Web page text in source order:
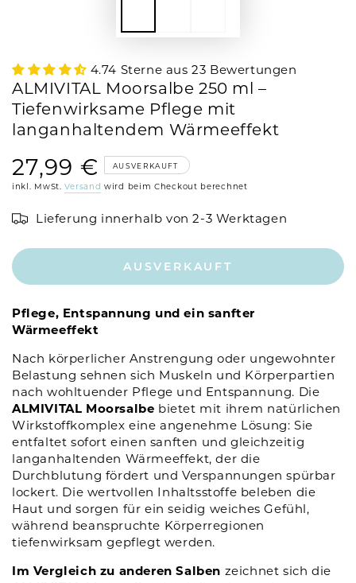
4.74 Sterne aus 23 Bewertungen
ALMIVITAL Moorsalbe 250 ml –
Tiefenwirksame Pflege mit
langanhaltendem Wärmeeffekt
Regulärer
Preis
27,99 € AUSVERKAUFT
inkl. MwSt.Versand wird beim Checkout berechnet
Lieferung innerhalb von 2-3 Werktagen
AUSVERKAUFT
Pflege, Entspannung und ein sanfter
Wärmeeffekt
Nach körperlicher Anstrengung oder ungewohnter
Belastung sehnen sich Muskeln und Körperpartien
nach wohltuender Pflege und Entspannung. Die
ALMIVITAL Moorsalbe bietet mit ihrem natürlichen
Wirkstoffkomplex eine angenehme Lösung: Sie
entfaltet sofort einen sanften und gleichzeitig
langanhaltenden Wärmeeffekt, der die
Durchblutung fördert und Verspannungen spürbar
lockert. Die wertvollen Inhaltsstoffe beleben die
Haut und sorgen für ein seidig weiches Gefühl,
während beanspruchte Körperregionen
tiefenwirksam gepflegt werden.
Im Vergleich zu anderen Salben zeichnet sich die